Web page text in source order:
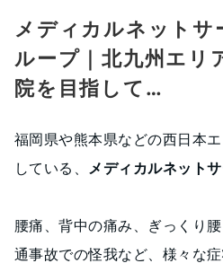
メディカルネットサ
ループ｜北九州エリ
院を目指して…
福岡県や熊本県などの西日本
している、
メディカルネット
腰痛、背中の痛み、ぎっくり
通事故での怪我など、様々な